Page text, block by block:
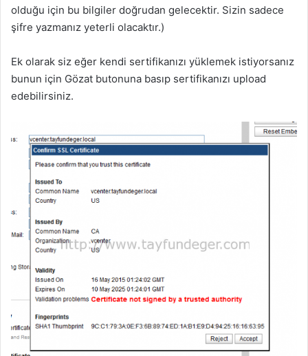
olduğu için bu bilgiler doğrudan gelecektir. Sizin sadece
şifre yazmanız yeterli olacaktır.)
Ek olarak siz eğer kendi sertifikanızı yüklemek istiyorsanız
bunun için Gözat butonuna basıp sertifikanızı upload
edebilirsiniz.